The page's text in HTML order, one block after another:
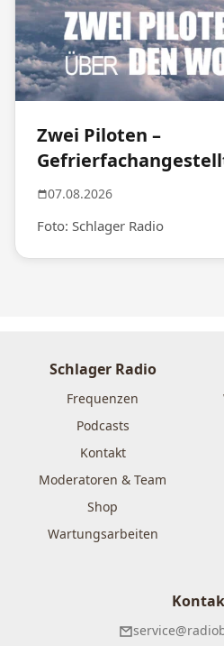
Zwei Piloten –
07.08.2026
Foto: Schlager Radio
Schlager Radio
Frequenzen
Podcasts
Kontakt
Moderatoren & Team
Shop
Wartungsarbeiten